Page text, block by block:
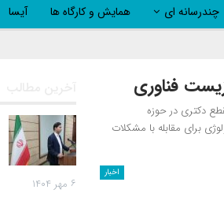
چندرسانه ای همایش و کارگاه ها آیسا
برای پایان نامه های مقطع دکتری در حوزه
برای مقابله با مشکلات
اخبار
آخرین مطالب
۶ مهر ۱۴۰۴